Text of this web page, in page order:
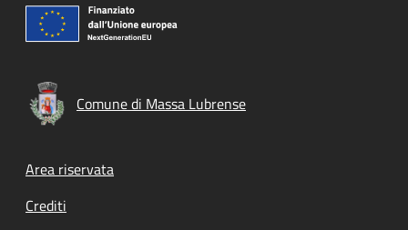
Comune di Massa Lubrense
Footer menu
Area riservata
Crediti